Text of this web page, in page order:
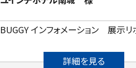
BUGGY インフォメーション 展示リ
詳細を見る